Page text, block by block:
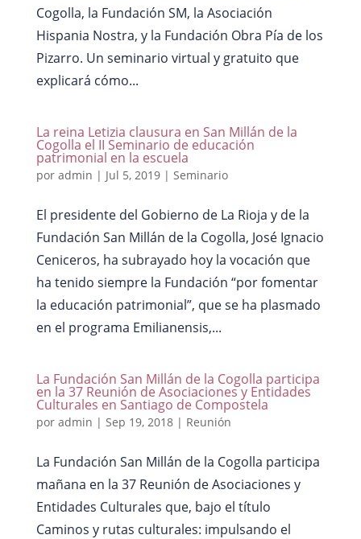
Cogolla, la Fundación SM, la Asociación
Hispania Nostra, y la Fundación Obra Pía de los
Pizarro. Un seminario virtual y gratuito que
explicará cómo...
La reina Letizia clausura en San Millán de la
Cogolla el II Seminario de educación
patrimonial en la escuela
por admin | Jul 5, 2019| Seminario
El presidente del Gobierno de La Rioja y de la
Fundación San Millán de la Cogolla, José Ignacio
Ceniceros, ha subrayado hoy la vocación que
ha tenido siempre la Fundación “por fomentar
la educación patrimonial”, que se ha plasmado
en el programa Emilianensis,...
La Fundación San Millán de la Cogolla participa
en la 37 Reunión de Asociaciones y Entidades
Culturales en Santiago de Compostela
por admin | Sep 19, 2018| Reunión
La Fundación San Millán de la Cogolla participa
mañana en la 37 Reunión de Asociaciones y
Entidades Culturales que, bajo el título
Caminos y rutas culturales: impulsando el